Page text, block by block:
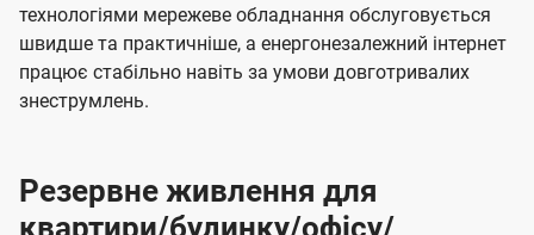
технологіями мережеве обладнання обслуговується
швидше та практичніше, а енергонезалежний інтернет
працює стабільно навіть за умови довготривалих
знеструмлень.
Резервне живлення для